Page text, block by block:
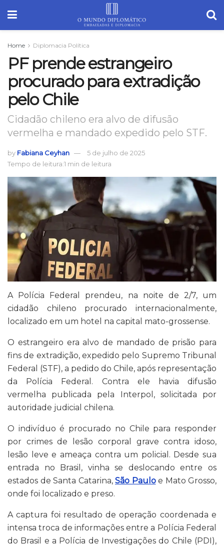
Home Diplomacia Política
PF prende estrangeiro
procurado para extradição
pelo Chile
Cidadão chileno era alvo de difusão
vermelha e mandado expedido pelo STF.
by Fabiana Ceyhan
5 de julho de 2025
Tempo de leitura:1 min de leitura
A Polícia Federal prendeu, na noite de 2/7, um
cidadão chileno procurado internacionalmente,
localizado em um hotel na capital mato-grossense.
O estrangeiro era alvo de mandado de prisão para
fins de extradição, expedido pelo Supremo Tribunal
Federal (STF), a pedido do Chile, após representação
da Polícia Federal. Contra ele havia difusão
vermelha publicada pela Interpol, solicitada por
autoridade judicial chilena.
O indivíduo é procurado no Chile para responder
por crimes de lesão corporal grave contra idoso,
lesão leve e ameaça contra um policial. Desde sua
entrada no Brasil, vinha se deslocando entre os
estados de Santa Catarina, São Pauloe Mato Grosso,
onde foi localizado e preso.
A captura foi resultado de operação coordenada e
intensa troca de informações entre a Polícia Federal
do Brasil e a Polícia de Investigações do Chile (PDI),